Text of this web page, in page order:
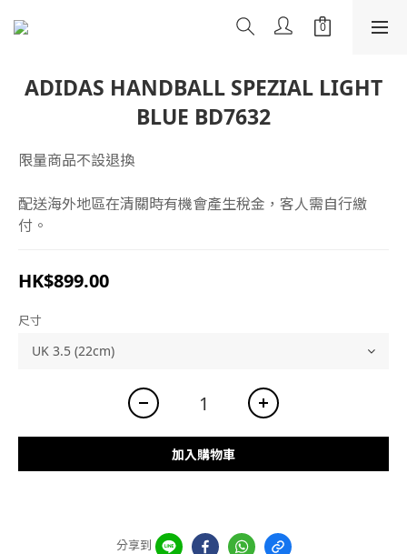
ADIDAS HANDBALL SPEZIAL LIGHT
BLUE BD7632
限量商品不設退換
配送海外地區在清關時有機會產生稅金，客人需自行繳
付。
HK$899.00
尺寸
加入購物車
分享到